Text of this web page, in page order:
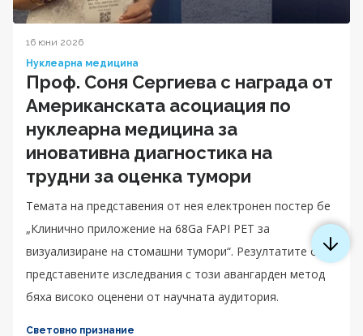
16 юни 2026
Нуклеарна медицина
Проф. Соня Сергиева с награда от
Американската асоциация по
нуклеарна медицина за
иновативна диагностика на
трудни за оценка тумори
Темата на представения от нея електронен постер бе
„Клинично приложение на 68Ga FAPI PET за
визуализиране на стомашни тумори“. Резултатите от
представените изследвания с този авангарден метод
бяха високо оценени от научната аудитория.
Световно признание